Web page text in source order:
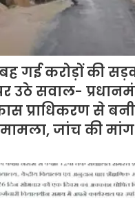
गई करोड़ों की
उठे सवाल-
प्राधिकरण से
जांच की मांग